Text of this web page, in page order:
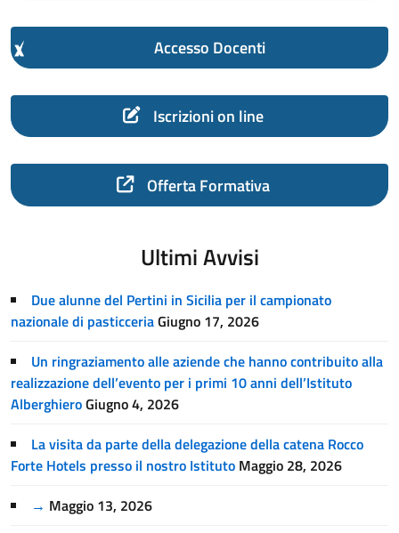
Accesso Docenti
Iscrizioni on line
Offerta Formativa
Ultimi Avvisi
Due alunne del Pertini in Sicilia per il campionato
nazionale di pasticceriaGiugno 17, 2026
Un ringraziamento alle aziende che hanno contribuito alla
realizzazione dell’evento per i primi 10 anni dell’Istituto
AlberghieroGiugno 4, 2026
La visita da parte della delegazione della catena Rocco
Forte Hotels presso il nostro Istituto Maggio 28, 2026
→ Maggio 13, 2026